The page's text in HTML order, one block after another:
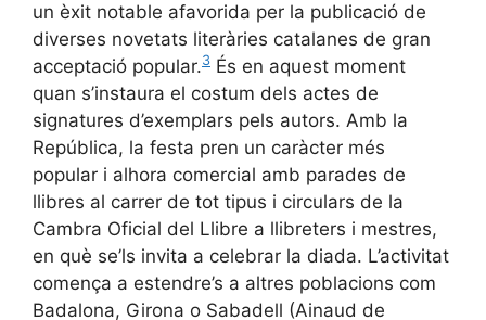
un èxit notable afavorida per la publicació de
diverses novetats literàries catalanes de gran
acceptació popular.3 És en aquest moment
quan s’instaura el costum dels actes de
signatures d’exemplars pels autors. Amb la
República, la festa pren un caràcter més
popular i alhora comercial amb parades de
llibres al carrer de tot tipus i circulars de la
Cambra Oficial del Llibre a llibreters i mestres,
en què se’ls invita a celebrar la diada. L’activitat
comença a estendre’s a altres poblacions com
Badalona, Girona o Sabadell (Ainaud de